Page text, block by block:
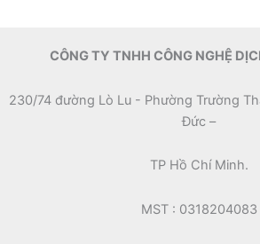
CÔNG TY TNHH CÔNG NGHỆ
230/74 đường Lò Lu - Phường Trường
Đức –
TP Hồ Chí Minh.
MST : 0318204083